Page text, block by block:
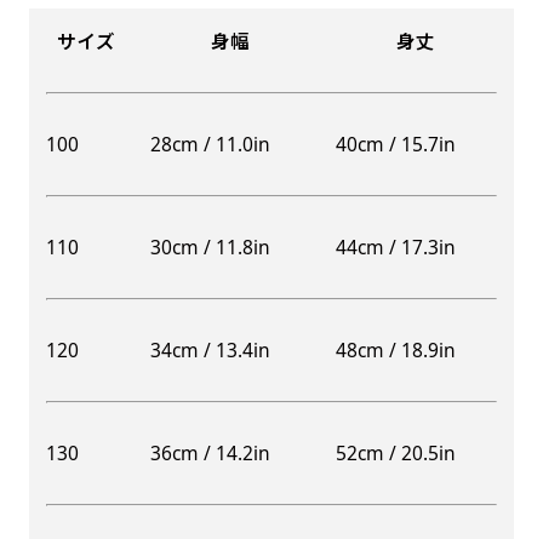
サイズ 身幅 身丈
100 28cm / 11.0in 40cm / 15.7in
110 30cm / 11.8in 44cm / 17.3in
120 34cm / 13.4in 48cm / 18.9in
130 36cm / 14.2in 52cm / 20.5in